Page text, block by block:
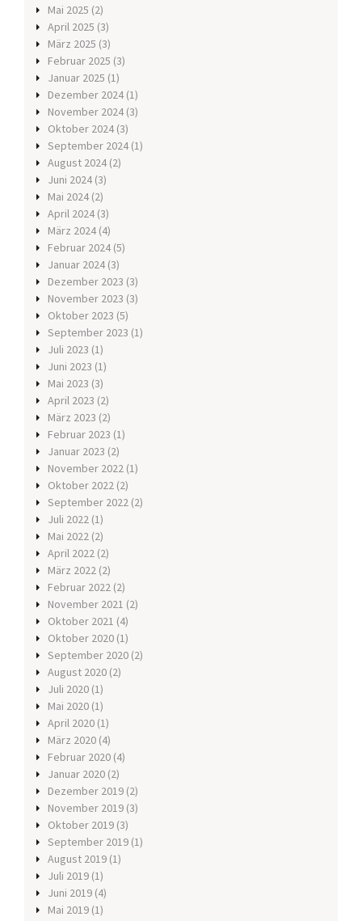
Mai 2025 (2)
April 2025 (3)
März 2025 (3)
Februar 2025 (3)
Januar 2025 (1)
Dezember 2024 (1)
November 2024 (3)
Oktober 2024 (3)
September 2024 (1)
August 2024 (2)
Juni 2024 (3)
Mai 2024 (2)
April 2024 (3)
März 2024 (4)
Februar 2024 (5)
Januar 2024 (3)
Dezember 2023 (3)
November 2023 (3)
Oktober 2023 (5)
September 2023 (1)
Juli 2023 (1)
Juni 2023 (1)
Mai 2023 (3)
April 2023 (2)
März 2023 (2)
Februar 2023 (1)
Januar 2023 (2)
November 2022 (1)
Oktober 2022 (2)
September 2022 (2)
Juli 2022 (1)
Mai 2022 (2)
April 2022 (2)
März 2022 (2)
Februar 2022 (2)
November 2021 (2)
Oktober 2021 (4)
Oktober 2020 (1)
September 2020 (2)
August 2020 (2)
Juli 2020 (1)
Mai 2020 (1)
April 2020 (1)
März 2020 (4)
Februar 2020 (4)
Januar 2020 (2)
Dezember 2019 (2)
November 2019 (3)
Oktober 2019 (3)
September 2019 (1)
August 2019 (1)
Juli 2019 (1)
Juni 2019 (4)
Mai 2019 (1)